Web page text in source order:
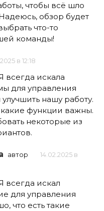
чтобы всё шло
обзор будет
что-то
команды!
в 12:18
всегда искала
для управления
нашу работу.
функции важны.
некоторые из
автор
14.02.2025 в
всегда искал
для управления
что есть такие